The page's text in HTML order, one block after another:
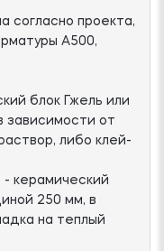
согласно проекта,
А500,
блок Гжель или
зависимости от
либо клей-
керамический
250 мм, в
на теплый